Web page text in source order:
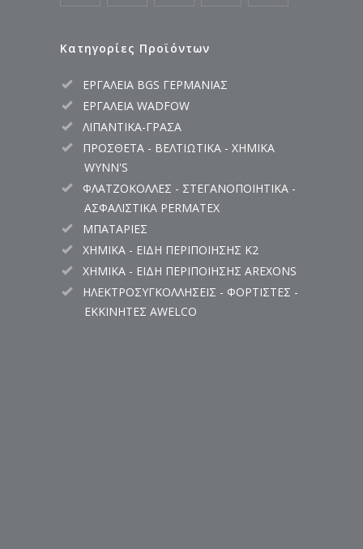
Κατηγορίες Προϊόντων
ΕΡΓΑΛΕΙΑ BGS ΓΕΡΜΑΝΙΑΣ
ΕΡΓΑΛΕΙΑ WADFOW
ΛΙΠΑΝΤΙΚΑ-ΓΡΑΣΑ
ΠΡΟΣΘΕΤΑ - ΒΕΛΤΙΩΤΙΚΑ - ΧΗΜΙΚΑ
WYNN'S
ΦΛΑΤΖΟΚΟΛΛΕΣ - ΣΤΕΓΑΝΟΠΟΙΗΤΙΚΑ -
ΑΣΦΑΛΙΣΤΙΚΑ PERMATEX
ΜΠΑΤΑΡΙΕΣ
ΧΗΜΙΚΑ - ΕΙΔΗ ΠΕΡΙΠΟΙΗΣΗΣ K2
ΧΗΜΙΚΑ - ΕΙΔΗ ΠΕΡΙΠΟΙΗΣΗΣ AREXONS
ΗΛΕΚΤΡΟΣΥΓΚΟΛΛΗΣΕΙΣ - ΦΟΡΤΙΣΤΕΣ -
ΕΚΚΙΝΗΤΕΣ AWELCO